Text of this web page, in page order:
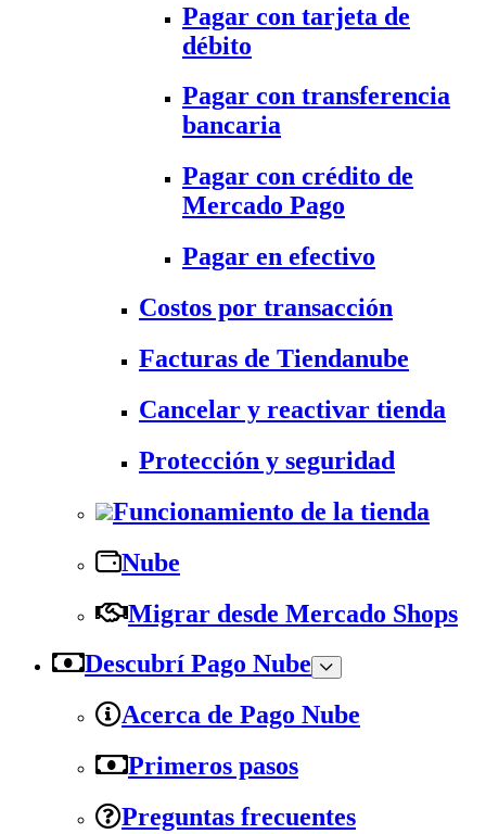
Pagar con tarjeta de
débito
Pagar con transferencia
bancaria
Pagar con crédito de
Mercado Pago
Pagar en efectivo
Costos por transacción
Facturas de Tiendanube
Cancelar y reactivar tienda
Protección y seguridad
Funcionamiento de la tienda
Nube
Migrar desde Mercado Shops
Descubrí Pago Nube
Acerca de Pago Nube
Primeros pasos
Preguntas frecuentes